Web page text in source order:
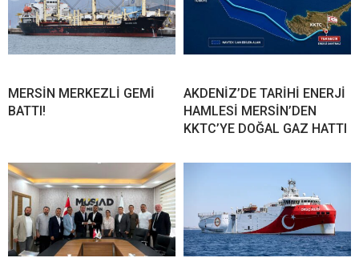
MERSİN MERKEZLİ GEMİ
BATTI!
AKDENİZ’DE TARİHİ ENERJİ
HAMLESİ MERSİN’DEN
KKTC’YE DOĞAL GAZ HATTI